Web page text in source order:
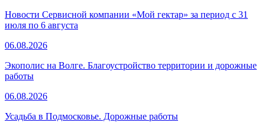
Новости Сервисной компании «Мой гектар» за период с 31
июля по 6 августа
06.08.2026
Экополис на Волге. Благоустройство территории и дорожные
работы
06.08.2026
Усадьба в Подмосковье. Дорожные работы